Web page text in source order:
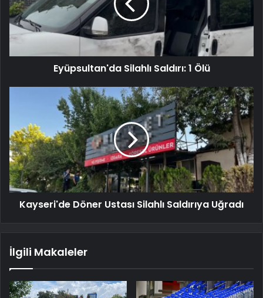
Eyüpsultan'da Silahlı Saldırı: 1 Ölü
Kayseri'de Döner Ustası Silahlı Saldırıya Uğradı
İlgili Makaleler